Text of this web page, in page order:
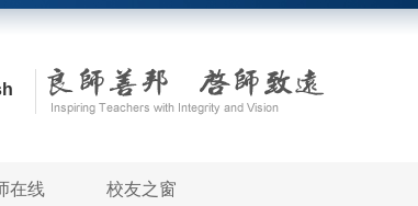
在线 校友之窗